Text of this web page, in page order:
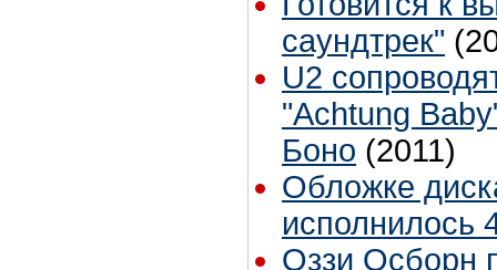
саундтрек"
U2
"Achtung
Боно (2011)
Обложке
исполнилось
Оззи Осборн